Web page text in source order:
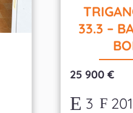
33.3 –
25 900 €
3